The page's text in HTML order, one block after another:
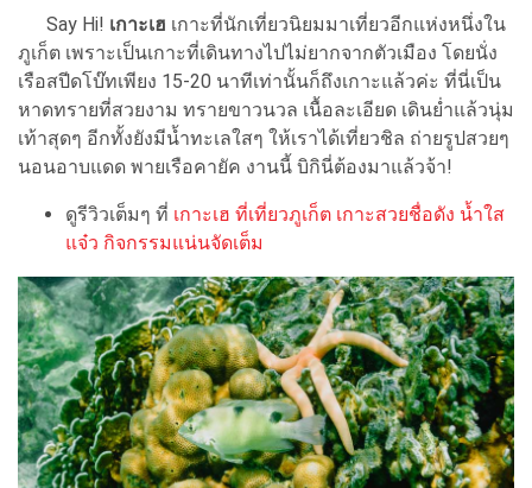
Say Hi! เกาะเฮ เกาะที่นักเที่ยวนิยมมาเที่ยวอีกแห่งหนึ่งใน
ภูเก็ต เพราะเป็นเกาะที่เดินทางไปไม่ยากจากตัวเมือง โดยนั่ง
เรือสปีดโบ๊ทเพียง 15-20 นาทีเท่านั้นก็ถึงเกาะแล้วค่ะ ที่นี่เป็น
หาดทรายที่สวยงาม ทรายขาวนวล เนื้อละเอียด เดินย่ำแล้วนุ่ม
เท้าสุดๆ อีกทั้งยังมีน้ำทะเลใสๆ ให้เราได้เที่ยวชิล ถ่ายรูปสวยๆ
นอนอาบแดด พายเรือคายัค งานนี้ บิกินี่ต้องมาแล้วจ้า!
ดูรีวิวเต็มๆ ที่ เกาะเฮ ที่เที่ยวภูเก็ต เกาะสวยชื่อดัง น้ำใส
แจ๋ว กิจกรรมแน่นจัดเต็ม